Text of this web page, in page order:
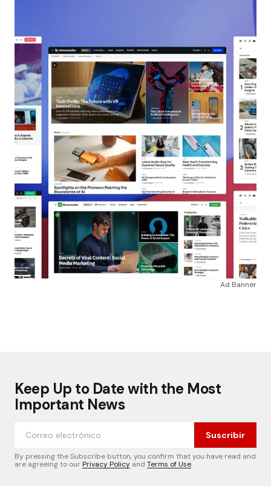
Ad Banner
Keep Up to Date with the Most
Important News
Suscribir
By pressing the Subscribe button, you confirm that you have read and
are agreeing to ourPrivacy Policy and Terms of Use